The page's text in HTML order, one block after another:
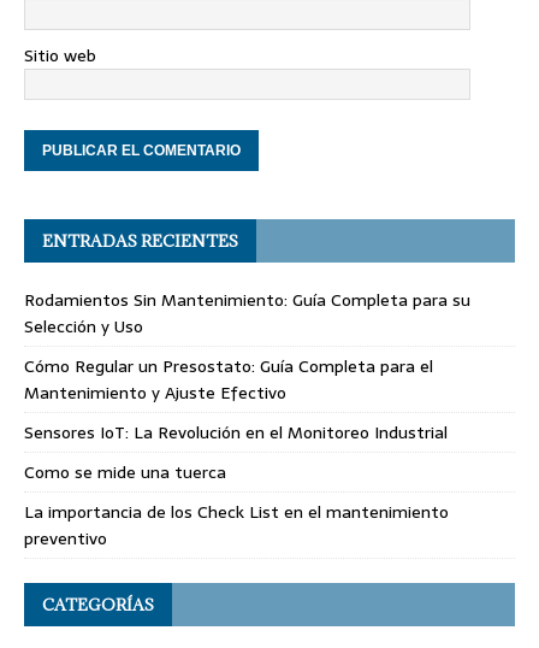
Sitio web
ENTRADAS RECIENTES
Rodamientos Sin Mantenimiento: Guía Completa para su
Selección y Uso
Cómo Regular un Presostato: Guía Completa para el
Mantenimiento y Ajuste Efectivo
Sensores IoT: La Revolución en el Monitoreo Industrial
Como se mide una tuerca
La importancia de los Check List en el mantenimiento
preventivo
CATEGORÍAS